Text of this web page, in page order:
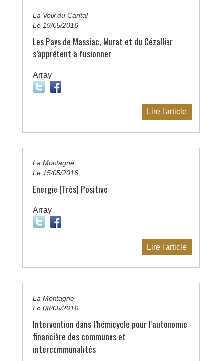
La Voix du Cantal
Le 19/05/2016
Les Pays de Massiac, Murat et du Cézallier
s’apprêtent à fusionner
Lire l'article
Array
La Montagne
Le 15/05/2016
Energie (Très) Positive
Lire l'article
Array
La Montagne
Le 08/05/2016
Intervention dans l’hémicycle pour l’autonomie
financière des communes et
intercommunalités